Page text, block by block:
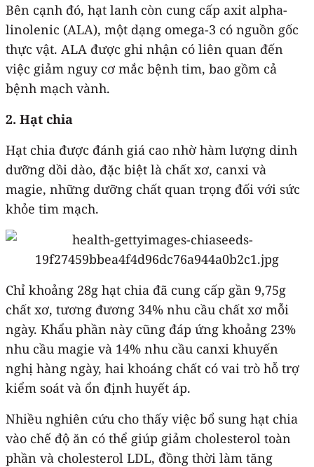
Bên cạnh đó, hạt lanh còn cung cấp axit alpha-
linolenic (ALA), một dạng omega-3 có nguồn gốc
thực vật. ALA được ghi nhận có liên quan đến
việc giảm nguy cơ mắc bệnh tim, bao gồm cả
bệnh mạch vành.
2. Hạt chia
Hạt chia được đánh giá cao nhờ hàm lượng dinh
dưỡng dồi dào, đặc biệt là chất xơ, canxi và
magie, những dưỡng chất quan trọng đối với sức
khỏe tim mạch.
Chỉ khoảng 28g hạt chia đã cung cấp gần 9,75g
chất xơ, tương đương 34% nhu cầu chất xơ mỗi
ngày. Khẩu phần này cũng đáp ứng khoảng 23%
nhu cầu magie và 14% nhu cầu canxi khuyến
nghị hàng ngày, hai khoáng chất có vai trò hỗ trợ
kiểm soát và ổn định huyết áp.
Nhiều nghiên cứu cho thấy việc bổ sung hạt chia
vào chế độ ăn có thể giúp giảm cholesterol toàn
phần và cholesterol LDL, đồng thời làm tăng